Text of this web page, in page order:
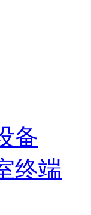
备
终端